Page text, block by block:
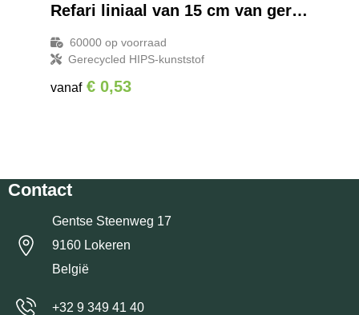
Refari liniaal van 15 cm van gerecycled plastic
60000op voorraad
Gerecycled HIPS-kunststof
vanaf € 0,53
Contact
Gentse Steenweg 17
9160 Lokeren
België
+32 9 349 41 40